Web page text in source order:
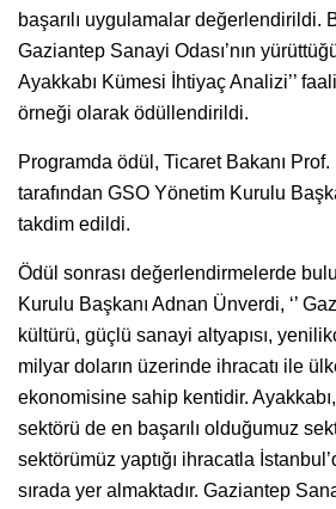
başarılı uygulamalar değerlendirildi.
Gaziantep Sanayi Odası’nın
Ayakkabı Kümesi İhtiyaç Analizi’’
örneği olarak ödüllendirildi.
Programda ödül, Ticaret Bakanı
tarafından GSO Yönetim Kurulu
takdim edildi.
Ödül sonrası değerlendirmelerde
Kurulu Başkanı Adnan Ünverdi, ‘’
kültürü, güçlü sanayi altyapısı,
milyar doların üzerinde ihracatı ile
ekonomisine sahip kentidir.
sektörü de en başarılı olduğumuz
sektörümüz yaptığı ihracatla
sırada yer almaktadır. Gaziantep